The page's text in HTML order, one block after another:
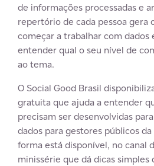
de informações processadas e
repertório de cada pessoa gera
começar a trabalhar com dados
entender qual o seu nível de
ao tema.
O Social Good Brasil
gratuita que ajuda a entender
precisam ser desenvolvidas
dados para gestores públicos
forma está disponível, no canal
minissérie que dá dicas simples